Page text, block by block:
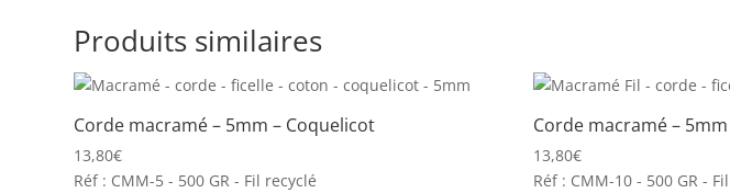
Produits similaires
Corde macramé – 5mm – Coquelicot
13,80€
Réf : CMM-5 - 500 GR - Fil recyclé
Corde macramé –
13,80€
Réf : CMM-10 - 500 GR -